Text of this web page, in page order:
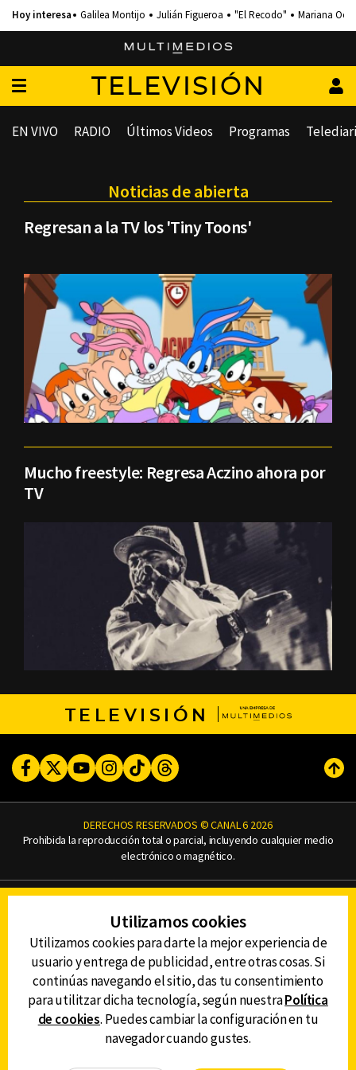
Galilea Montijo Julián Figueroa "El Recodo" Mariana
TELEVISIÓN
EN VIVO RADIO Últimos Videos Programas
Noticias de abierta
Regresan a la TV los 'Tiny Toons'
Mucho freestyle: Regresa Aczino ahora por
TV
TELEVISIÓN
FacebookTwitterYoutubeInstagram
TikTokThreads
DERECHOS RESERVADOS © CANAL 6 2026
Prohibida la reproducción total o parcial, incluyendo cualquier medio
electrónico o magnético.
AVISO DE PRIVACIDAD
DEFENSORÍA DE LAS AUDIENCIAS
DESCARGA LA APP DE CANAL 6
Utilizamos cookies
Utilizamos cookies para darte la mejor experiencia de
usuario y entrega de publicidad, entre otras cosas. Si
continúas navegando el sitio, das tu consentimiento
para utilitzar dicha tecnología, según nuestraPolítica
de cookies. Puedes cambiar la configuración en tu
navegador cuando gustes.